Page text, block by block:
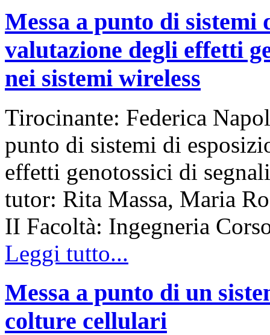
Messa a punto di sistemi
valutazione degli effetti
nei sistemi wireless
Tirocinante: Federica
punto di sistemi di
effetti genotossici di
tutor: Rita Massa, Maria
II Facoltà: Ingegneria
Leggi tutto...
Messa a punto di un
colture cellulari